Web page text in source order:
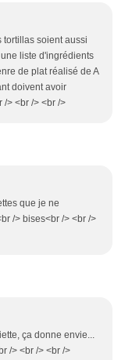
tortillas soient aussi
liste d'ingrédients
de plat réalisé de A
doivent avoir
/> <br /> <br />
que je ne
/> bises<br /> <br />
ça donne envie...
/> <br /> <br />